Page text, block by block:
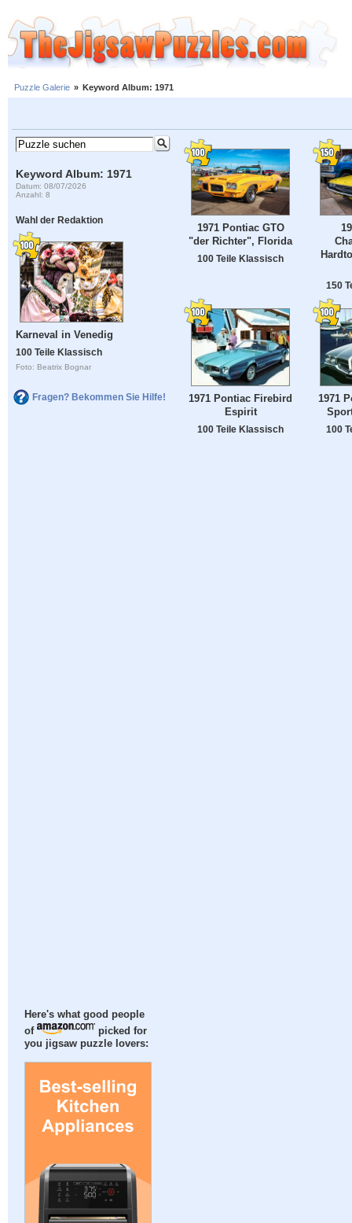
Puzzle Galerie » Keyword Album: 1971
Keyword Album: 1971
Datum: 08/07/2026
Anzahl: 8
Wahl der Redaktion
Karneval in Venedig
100 Teile Klassisch
Foto: Beatrix Bognar
Fragen? Bekommen Sie Hilfe!
Here's what good people
of
picked for
you jigsaw puzzle lovers:
1971 Pontiac GTO
"der Richter", Florida
100 Teile Klassisch
150
1971 Pontiac Firebird
Espirit
100 Teile Klassisch
1971
100